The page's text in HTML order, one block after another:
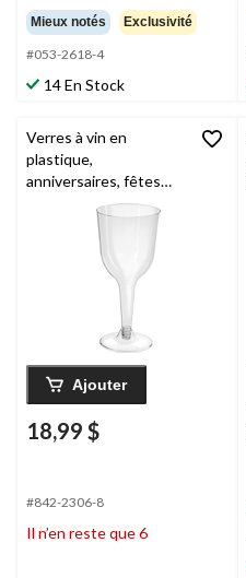
Mieux notés Exclusivité
#053-2618-4
14 En Stock
Verres à vin en
plastique,
anniversaires, fêtes
prénatales, plus,
transparent, 10 oz, paq.
Ajouter
18,99 $
#842-2306-8
Il n’en reste que 6